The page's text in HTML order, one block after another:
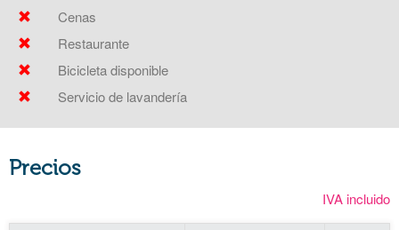
Cenas
Restaurante
Bicicleta disponible
Servicio de lavandería
Precios
IVA incluido